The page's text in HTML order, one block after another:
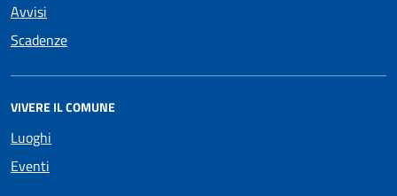
Avvisi
Scadenze
VIVERE IL COMUNE
Luoghi
Eventi